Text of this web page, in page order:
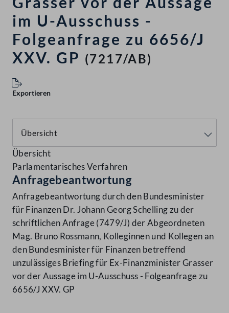
im U-Ausschuss -
Folgeanfrage zu 6656/J
XXV. GP (7217/AB)
Exportieren
Übersicht
Parlamentarisches Verfahren
Anfragebeantwortung
Anfragebeantwortung durch den Bundesminister
für Finanzen Dr. Johann Georg Schelling zu der
schriftlichen Anfrage (7479/J) der Abgeordneten
Mag. Bruno Rossmann, Kolleginnen und Kollegen an
den Bundesminister für Finanzen betreffend
unzulässiges Briefing für Ex-Finanzminister Grasser
vor der Aussage im U-Ausschuss - Folgeanfrage zu
6656/J XXV. GP